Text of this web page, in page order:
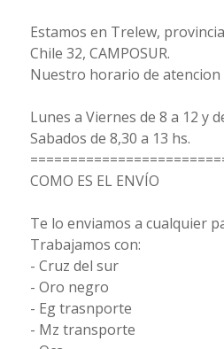
Estamos en Trelew,
Chile 32, CAMPOSUR.
Nuestro horario de atencion
Lunes a Viernes de 8 a 12 y
Sabados de 8,30 a 13 hs.
COMO ES EL ENVÍO
Te lo enviamos a cualquier
Trabajamos con:
- Cruz del sur
- Oro negro
- Eg trasnporte
- Mz transporte